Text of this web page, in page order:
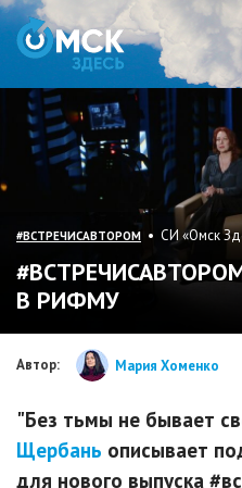
#ВСТРЕЧИСАВТОРОМ • СИ «Омск
В РИФМУ
Автор: Мария Хоменко
"Без тьмы не бывает
Щербань описывает
для нового выпуска